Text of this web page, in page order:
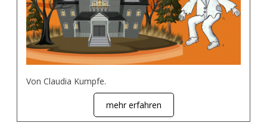
Von Claudia Kumpfe.
mehr erfahren